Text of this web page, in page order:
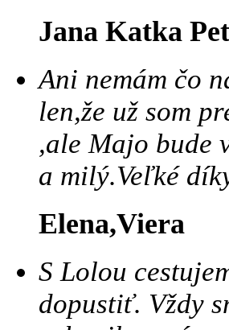
Jana Katka
Ani nemám čo
len,že už som
,ale Majo bude
a milý.Veľké
Elena,Viera
S Lolou
dopustiť. Vždy